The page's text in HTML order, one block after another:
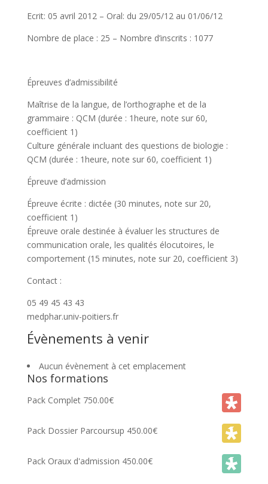
Ecrit: 05 avril 2012 – Oral: du 29/05/12 au 01/06/12
Nombre de place : 25 – Nombre d’inscrits : 1077
Épreuves d’admissibilité
Maîtrise de la langue, de l’orthographe et de la
grammaire : QCM (durée : 1heure, note sur 60,
coefficient 1)
Culture générale incluant des questions de biologie :
QCM (durée : 1heure, note sur 60, coefficient 1)
Épreuve d’admission
Épreuve écrite : dictée (30 minutes, note sur 20,
coefficient 1)
Épreuve orale destinée à évaluer les structures de
communication orale, les qualités élocutoires, le
comportement (15 minutes, note sur 20, coefficient 3)
Contact :
05 49 45 43 43
medphar.univ-poitiers.fr
Évènements à venir
Aucun évènement à cet emplacement
Nos formations
Pack Complet 750.00€
Pack Dossier Parcoursup 450.00€
Pack Oraux d'admission 450.00€